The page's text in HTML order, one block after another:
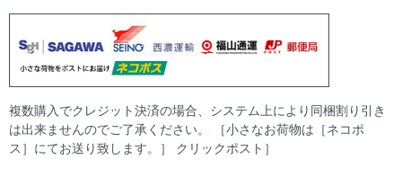
複数購入でクレジット決済の場合、システム上により同梱割り引き
は出来ませんのでご了承ください。 ［小さなお荷物は［ネコポ
ス］にてお送り致します。］ クリックポスト］